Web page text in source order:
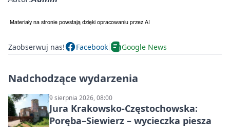
Zaobserwuj nas! Facebook Google News
Nadchodzące wydarzenia
9 sierpnia 2026, 08:00
Jura Krakowsko-Częstochowska:
Poręba–Siewierz – wycieczka piesza